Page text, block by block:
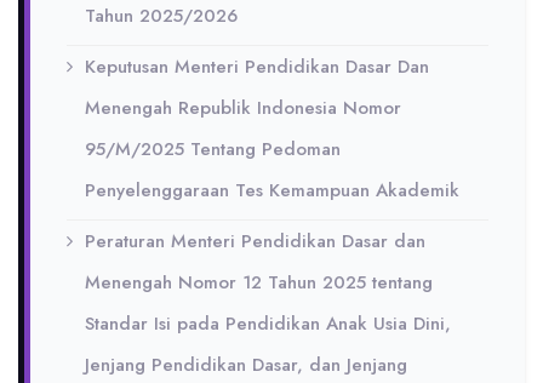
Tahun 2025/2026
Keputusan Menteri Pendidikan Dasar Dan
Menengah Republik Indonesia Nomor
95/M/2025 Tentang Pedoman
Penyelenggaraan Tes Kemampuan Akademik
Peraturan Menteri Pendidikan Dasar dan
Menengah Nomor 12 Tahun 2025 tentang
Standar Isi pada Pendidikan Anak Usia Dini,
Jenjang Pendidikan Dasar, dan Jenjang